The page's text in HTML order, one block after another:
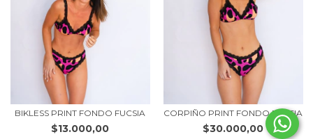
BIKLESS PRINT FONDO FUCSIA
$13.000,00
CORPIÑO PRINT FONDO FUCSIA
$30.000,00